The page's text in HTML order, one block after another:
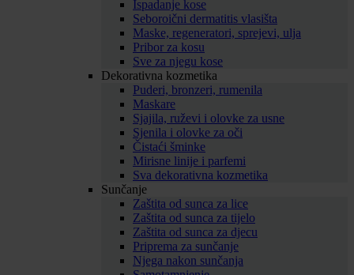
Ispadanje kose
Seboroični dermatitis vlasišta
Maske, regeneratori, sprejevi, ulja
Pribor za kosu
Sve za njegu kose
Dekorativna kozmetika
Puderi, bronzeri, rumenila
Maskare
Sjajila, ruževi i olovke za usne
Sjenila i olovke za oči
Čistaći šminke
Mirisne linije i parfemi
Sva dekorativna kozmetika
Sunčanje
Zaštita od sunca za lice
Zaštita od sunca za tijelo
Zaštita od sunca za djecu
Priprema za sunčanje
Njega nakon sunčanja